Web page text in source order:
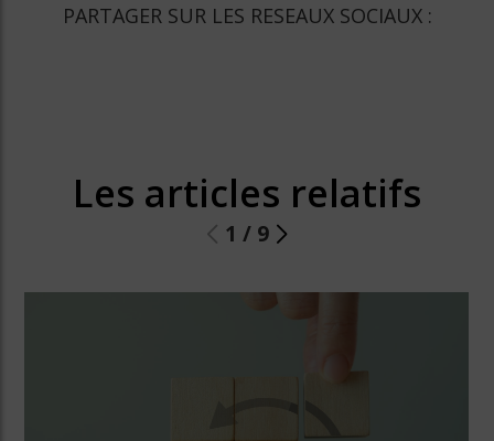
PARTAGER SUR LES RESEAUX SOCIAUX :
Les articles relatifs
1 / 9